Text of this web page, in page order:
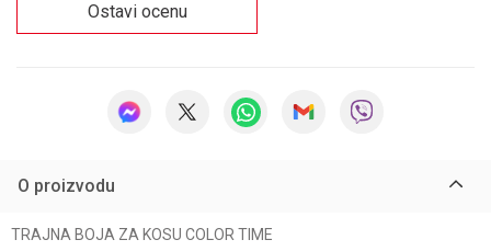
Ostavi ocenu
O proizvodu
TRAJNA BOJA ZA KOSU COLOR TIME